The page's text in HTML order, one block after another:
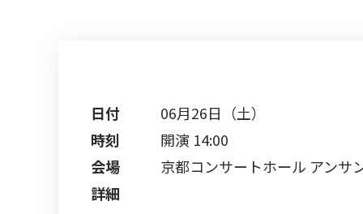
日付
06月26日（土）
時刻
開演 14:00
会場
京都コンサートホール アンサ
詳細